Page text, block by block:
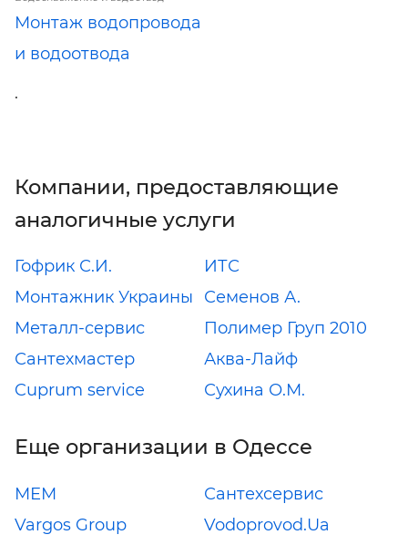
Монтаж водопровода
и водоотвода
.
Компании, предоставляющие
аналогичные услуги
Гофрик С.И.
ИТС
Монтажник Украины
Семенов А.
Металл-сервис
Полимер Груп 2010
Сантехмастер
Аква-Лайф
Cuprum service
Сухина О.М.
Еще организации в Одессе
МЕМ
Сантехсервис
Vargos Group
Vodoprovod.Ua